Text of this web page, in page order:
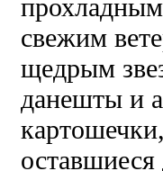
свежим
щедрым
данешты и